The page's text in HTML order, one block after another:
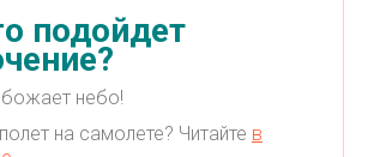
подойдет
небо!
на самолете? Читайте в